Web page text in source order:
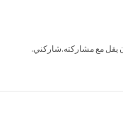
يقل مع مشاركته.شاركني.